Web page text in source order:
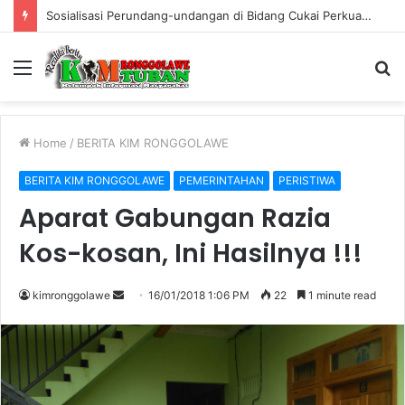
Warung Bambu di Jalan Raya Kerek Terbakar, Kerugian Ditaksir Rp30 Juta
Menu
Home / BERITA KIM RONGGOLAWE
BERITA KIM RONGGOLAWE PEMERINTAHAN PERISTIWA
Aparat Gabungan Razia
Kos-kosan, Ini Hasilnya !!!
kimronggolawe 16/01/2018 1:06 PM 22 1 minute read